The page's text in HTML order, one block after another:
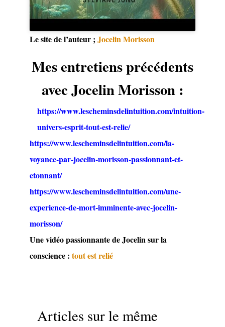
Le site de l’auteur ;Jocelin Morisson
Mes entretiens précédents
avec Jocelin Morisson :
https://www.lescheminsdelintuition.com/intuition-
univers-esprit-tout-est-relie/
https://www.lescheminsdelintuition.com/la-
voyance-par-jocelin-morisson-passionnant-et-
etonnant/
https://www.lescheminsdelintuition.com/une-
experience-de-mort-imminente-avec-jocelin-
morisson/
Une vidéo passionnante de Jocelin sur la
conscience : tout est relié
Articles sur le même